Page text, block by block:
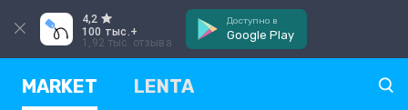
4,2
100 тыс.+
1,92 тыс. отзыва
Доступно в
Google Play
MARKET LENTA